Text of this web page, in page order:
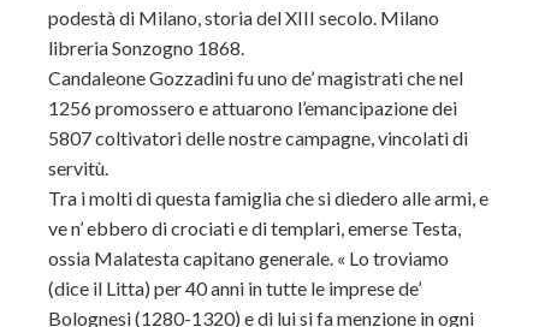
podestà di Milano, storia del XIII secolo. Milano
libreria Sonzogno 1868.
Candaleone Gozzadini fu uno de’ magistrati che nel
1256 promossero e attuarono l’emancipazione dei
5807 coltivatori delle nostre campagne, vincolati di
servitù.
Tra i molti di questa famiglia che si diedero alle armi, e
ve n’ ebbero di crociati e di templari, emerse Testa,
ossia Malatesta capitano generale. « Lo troviamo
(dice il Litta) per 40 anni in tutte le imprese de’
Bolognesi (1280-1320) e di lui si fa menzione in ogni